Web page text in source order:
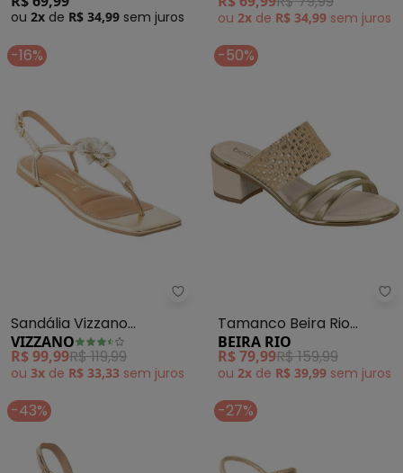
ou 2x de R$ 34,99 sem juros ou 2x de R$ 34,99 sem juros
-16%
Vizzano - Sandália Vizzano
Sandália Vizzano
(Dourada) em Sintético
Metalizado
VIZZANO
R$ 99,99R$ 119,99
ou 3x de R$ 33,33 sem juros
-50%
Tamanco Beira Rio
(Dourado)
BEIRA RIO
R$ 79,99R$ 159,99
ou 2x de R$ 39,99 sem juros
-43% -27%